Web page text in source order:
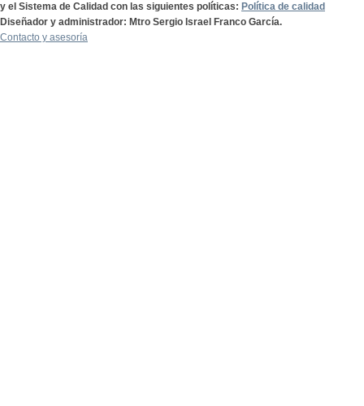
y el Sistema de Calidad con las siguientes políticas: Política de calidad
Diseñador y administrador: Mtro Sergio Israel Franco García.
Contacto y asesoría